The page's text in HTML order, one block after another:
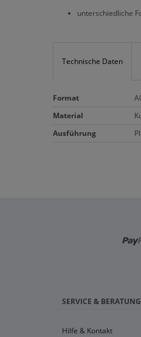
unterschiedliche
Technische Daten
Format
Material
Ausführung
SERVICE & BERATUNG
Hilfe & Kontakt